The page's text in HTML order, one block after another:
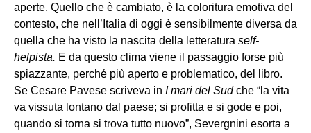
aperte. Quello che è cambiato, è la coloritura emotiva del
contesto, che nell’Italia di oggi è sensibilmente diversa da
quella che ha visto la nascita della letteratura self-
helpista. E da questo clima viene il passaggio forse più
spiazzante, perché più aperto e problematico, del libro.
Se Cesare Pavese scriveva in I mari del Sudche “la vita
va vissuta lontano dal paese; si profitta e si gode e poi,
quando si torna si trova tutto nuovo”, Severgnini esorta a